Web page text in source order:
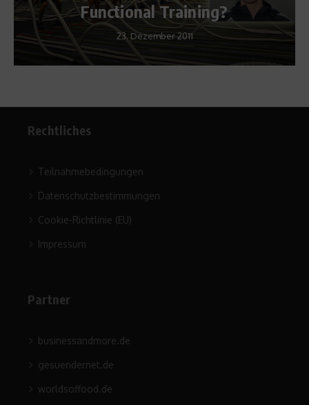
Functional Training?
23. Dezember 2011
Rechtliches
Teilnahmebedingungen
Datenschutzbestimmungen
Cookie-Richtlinie (EU)
Impressum
Partner
businessandmore.de
gesuendernet.de
worldsoffood.de